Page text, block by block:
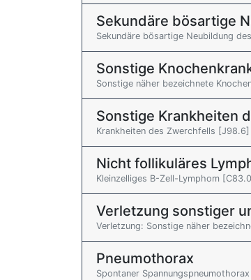
Sekundäre bösartige
Sekundäre bösartige Neubildung
Sonstige
Sonstige näher bezeichnete
Sonstige Krankheiten
Krankheiten des Zwerchfells [J98.6]
Nicht follikuläres
Kleinzelliges B-Zell-Lymphom
Verletzung sonstiger
Verletzung: Sonstige näher
Pneumothorax
Spontaner